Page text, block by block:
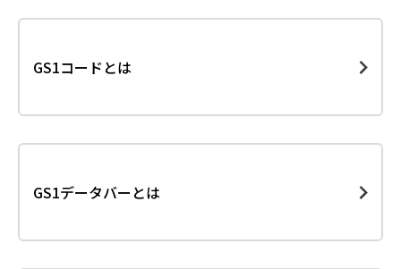
GS1コードとは
GS1データバーとは